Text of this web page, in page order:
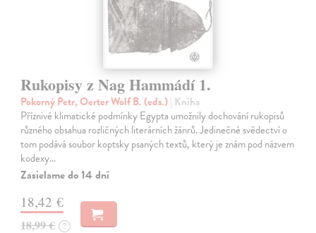
Rukopisy z Nag Hammádí 1.
Pokorný Petr, Oerter Wolf B. (eds.)| Kniha
Příznivé klimatické podmínky Egypta umožnily dochování rukopisů
různého obsahua rozličných literárních žánrů. Jedinečné svědectví o
tom podává soubor koptsky psaných textů, který je znám pod názvem
kodexy…
Zasielame do 14 dní
18,42 €
18,99 € ?